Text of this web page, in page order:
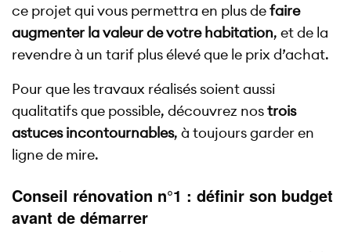
ce projet qui vous permettra en plus defaire
augmenter la valeur de votre habitation, et de la
revendre à un tarif plus élevé que le prix d’achat.
Pour que les travaux réalisés soient aussi
qualitatifs que possible, découvrez nostrois
astuces incontournables, à toujours garder en
ligne de mire.
Conseil rénovation n°1 : définir son budget
avant de démarrer